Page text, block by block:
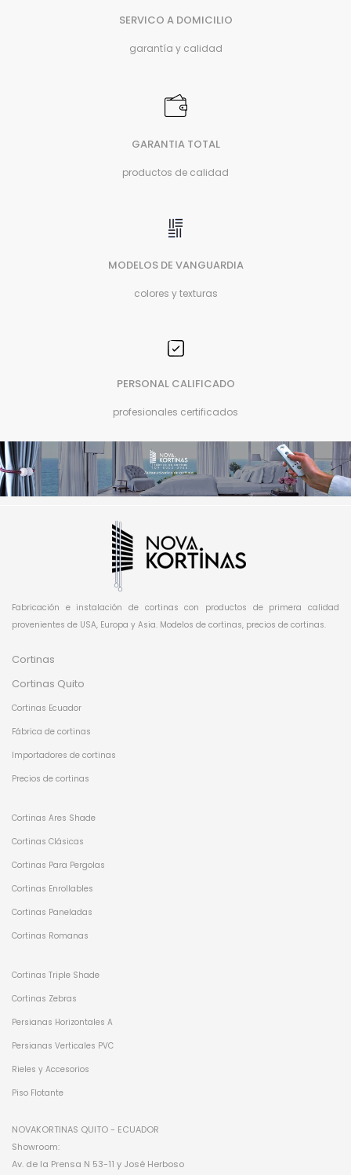
SERVICO A DOMICILIO
garantía y calidad
GARANTIA TOTAL
productos de calidad
MODELOS DE VANGUARDIA
colores y texturas
PERSONAL CALIFICADO
profesionales certificados
Fabricación e instalación de cortinas con productos de primera calidad
provenientes de USA, Europa y Asia. Modelos de cortinas, precios de cortinas.
Cortinas
Cortinas Quito
Cortinas Ecuador
Fábrica de cortinas
Importadores de cortinas
Precios de cortinas
Cortinas Ares Shade
Cortinas Clásicas
Cortinas Para Pergolas
Cortinas Enrollables
Cortinas Paneladas
Cortinas Romanas
Cortinas Triple Shade
Cortinas Zebras
Persianas Horizontales A
Persianas Verticales PVC
Rieles y Accesorios
Piso Flotante
NOVAKORTINAS QUITO - ECUADOR
Showroom:
Av. de la Prensa N 53-11 y José Herboso